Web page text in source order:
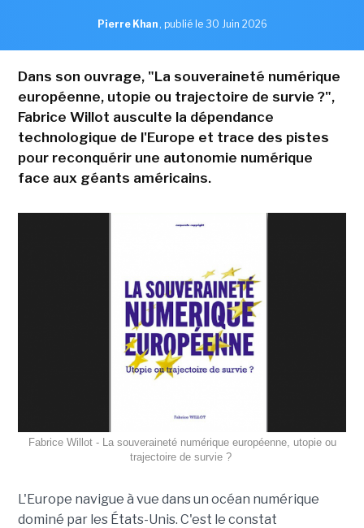
Pierre Khan , publié le 30 Juin 2026
Dans son ouvrage, "La souveraineté numérique
européenne, utopie ou trajectoire de survie ?",
Fabrice Willot ausculte la dépendance
technologique de l'Europe et trace des pistes
pour reconquérir une autonomie numérique
face aux géants américains.
Fabrice Willot - La souveraineté numérique européenne, utopie ou
trajectoire de survie ?
L'Europe navigue à vue dans un océan numérique
dominé par les États-Unis. C'est le constat